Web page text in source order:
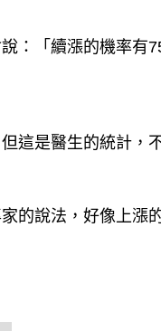
：「續漲的機率有
這是醫生的統計，
的說法，好像上漲